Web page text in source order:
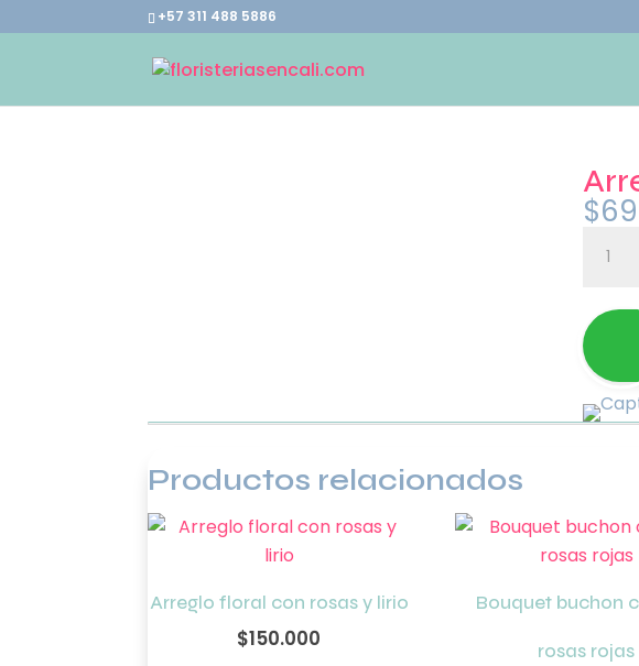
+57 311 488 5886
$
Floral
50
Productos relacionados
Arreglo floral con rosas y lirio
$150.000
Bouquet buchon
rosas rojas